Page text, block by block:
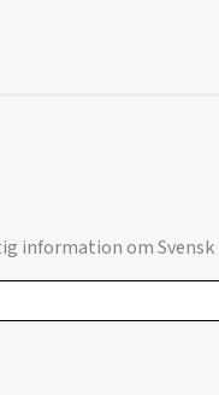
information om Svensk